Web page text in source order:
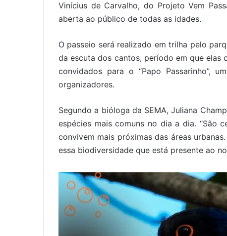
Vinícius de Carvalho, do Projeto Vem
aberta ao público de todas as idades.
O passeio será realizado em trilha pelo
da escuta dos cantos, período em que elas
convidados para o “Papo Passarinho”,
organizadores.
Segundo a bióloga da SEMA, Juliana
espécies mais comuns no dia a dia. “São
convivem mais próximas das áreas
essa biodiversidade que está presente ao